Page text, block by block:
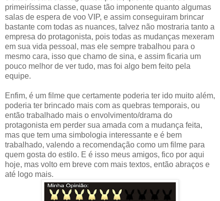
primeiríssima classe, quase tão imponente quanto algumas
salas de espera de voo VIP, e assim conseguiram brincar
bastante com todas as nuances, talvez não mostraria tanto a
empresa do protagonista, pois todas as mudanças mexeram
em sua vida pessoal, mas ele sempre trabalhou para o
mesmo cara, isso que chamo de sina, e assim ficaria um
pouco melhor de ver tudo, mas foi algo bem feito pela
equipe.
Enfim, é um filme que certamente poderia ter ido muito além,
poderia ter brincado mais com as quebras temporais, ou
então trabalhado mais o envolvimento/drama do
protagonista em perder sua amada com a mudança feita,
mas que tem uma simbologia interessante e é bem
trabalhado, valendo a recomendação como um filme para
quem gosta do estilo. E é isso meus amigos, fico por aqui
hoje, mas volto em breve com mais textos, então abraços e
até logo mais.